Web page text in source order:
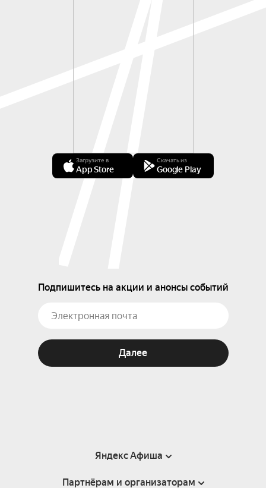
Загрузите в
App Store
Скачать из
Google Play
Подпишитесь на акции и анонсы событий
Далее
Яндекс Афиша
Справка
Партнёрам и организаторам